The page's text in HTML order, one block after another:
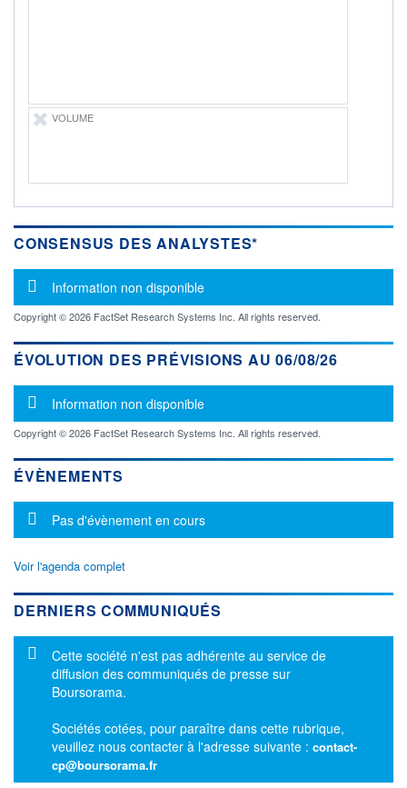
Boursobank
VOLUME
CONSENSUS DES ANALYSTES*
Message d'information
Information non disponible
Copyright © 2026 FactSet Research Systems Inc. All rights reserved.
ÉVOLUTION DES PRÉVISIONS AU 06/08/26
Message d'information
Information non disponible
Copyright © 2026 FactSet Research Systems Inc. All rights reserved.
ÉVÈNEMENTS
Message d'information
Pas d'évènement en cours
Voir l'agenda complet
DERNIERS COMMUNIQUÉS
Message d'information
Cette société n'est pas adhérente au service de
diffusion des communiqués de presse sur
Boursorama.
Sociétés cotées, pour paraître dans cette rubrique,
veuillez nous contacter à l'adresse suivante : contact-
cp@boursorama.fr